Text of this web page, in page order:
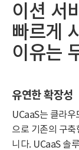
이션 서
빠르게
이유는
유연한 확장성
UCaaS는 클라
으로 기존의 구
니다. UCaaS 솔